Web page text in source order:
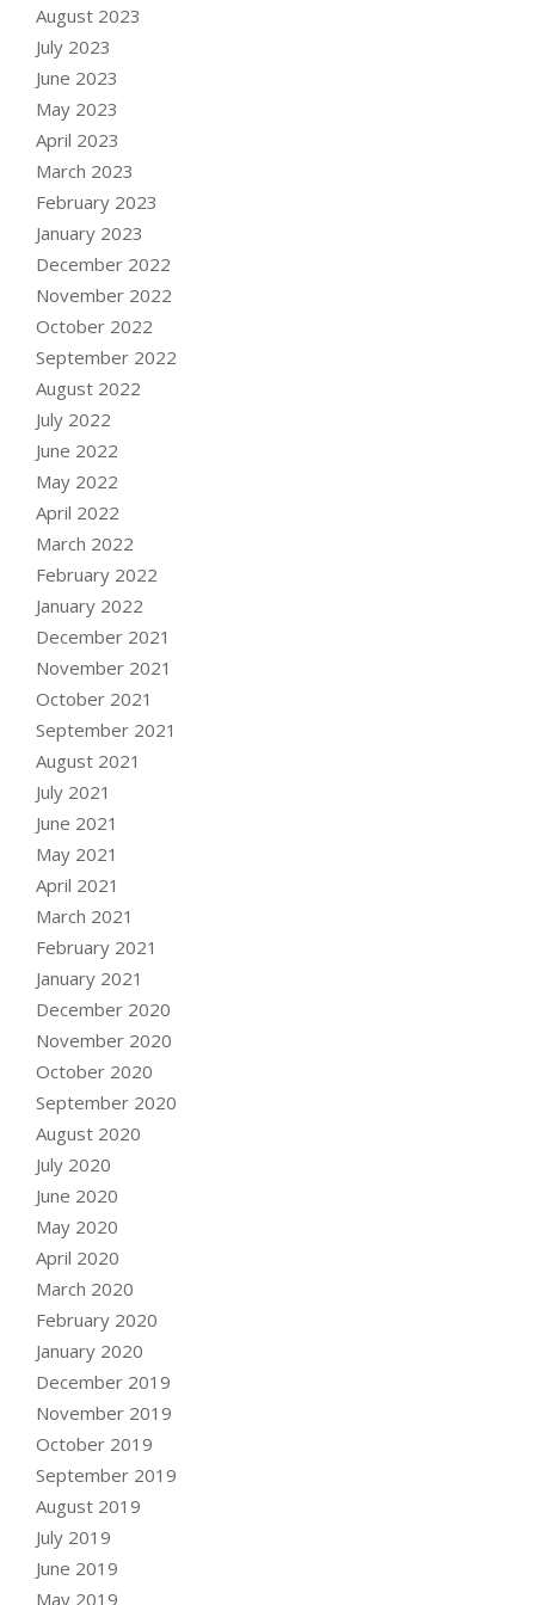
August 2023
July 2023
June 2023
May 2023
April 2023
March 2023
February 2023
January 2023
December 2022
November 2022
October 2022
September 2022
August 2022
July 2022
June 2022
May 2022
April 2022
March 2022
February 2022
January 2022
December 2021
November 2021
October 2021
September 2021
August 2021
July 2021
June 2021
May 2021
April 2021
March 2021
February 2021
January 2021
December 2020
November 2020
October 2020
September 2020
August 2020
July 2020
June 2020
May 2020
April 2020
March 2020
February 2020
January 2020
December 2019
November 2019
October 2019
September 2019
August 2019
July 2019
June 2019
May 2019